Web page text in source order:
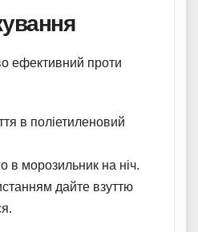
ефективний проти
в поліетиленовий
в морозильник на ніч.
дайте взуттю